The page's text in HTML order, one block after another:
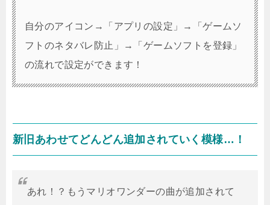
自分のアイコン→「アプリの設定」→「ゲームソ
フトのネタバレ防止」→「ゲームソフトを登録」
の流れで設定ができます！
新旧あわせてどんどん追加されていく模様…！
あれ！？もうマリオワンダーの曲が追加されて